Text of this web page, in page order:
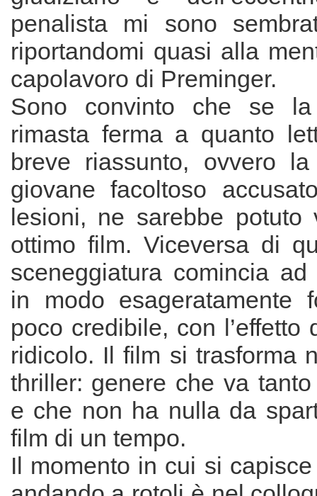
penalista mi sono
riportandomi quasi alla
capolavoro di Preminger.
Sono convinto che se
rimasta ferma a quanto
breve riassunto, ovvero
giovane facoltoso
lesioni, ne sarebbe potuto
ottimo film. Viceversa di
sceneggiatura comincia ad
in modo esageratamente
poco credibile, con l’effetto
ridicolo. Il film si trasforma
thriller: genere che va
e che non ha nulla da
film di un tempo.
Il momento in cui si